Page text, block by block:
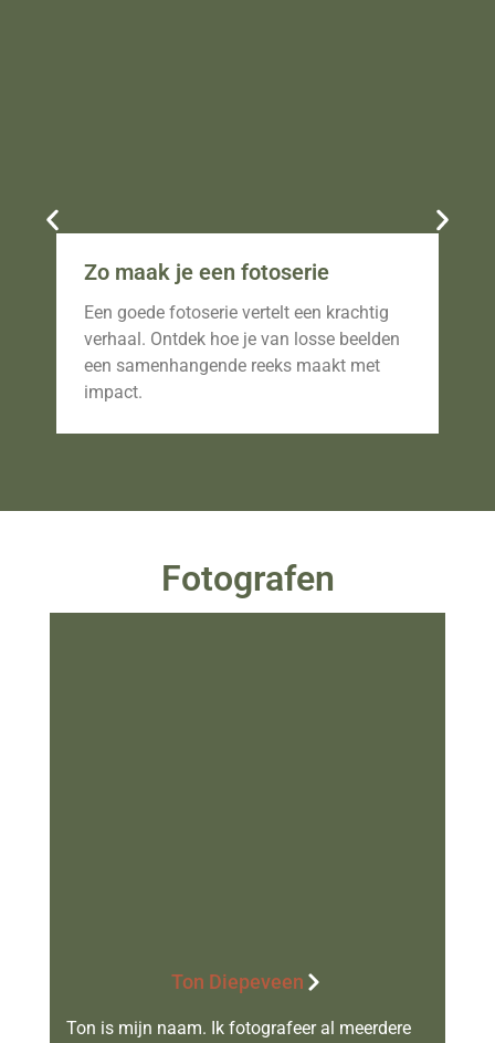
Zo maak je een fotoserie
Een goede fotoserie vertelt een krachtig
verhaal. Ontdek hoe je van losse beelden
een samenhangende reeks maakt met
impact.
Fotografen
Ton Diepeveen
Ton is mijn naam. Ik fotografeer al meerdere